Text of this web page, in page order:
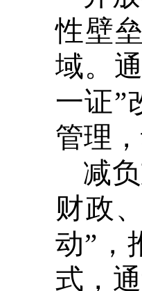
性壁
域。
一证”
管理
减
财政
动”，
式，